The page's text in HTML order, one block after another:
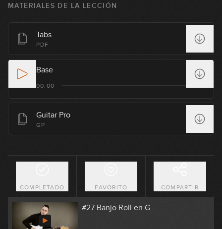
MATERIALES DE LA LECCIÓN
Tabs
PDF
Base
00:00
Guitar Pro
GP
COMPLETADO FAVORITO COMPARTIR
07:40
08:00
#23 Groove Funky Slap en Em
10:16
15:56
#26 Groove Funk en C Dórico
#27 Banjo Roll en G